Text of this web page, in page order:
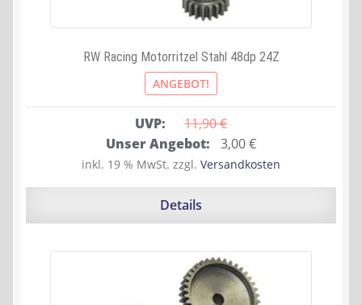
RW Racing Motorritzel Stahl 48dp 24Z
ANGEBOT!
UVP: 11,90 €
Ursprünglicher
Preis
war:
Unser Angebot: 3,00€Aktueller
Preis
ist:
inkl. 19 % MwSt. zzgl. Versandkosten
Details